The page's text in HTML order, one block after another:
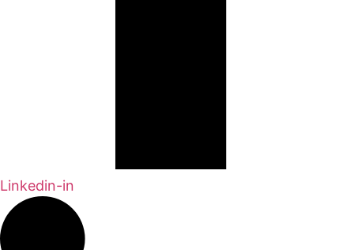
Linkedin-in